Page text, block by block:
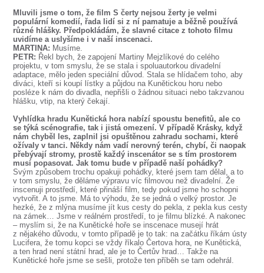
Mluvili jsme o tom, že film S čerty nejsou žerty je velmi
populární komedií, řada lidí si z ní pamatuje a běžně používá
různé hlášky. Předpokládám, že slavné citace z tohoto filmu
uvidíme a uslyšíme i v naší inscenaci.
MARTINA: Musíme.
PETR: Řekl bych, že zapojení Martiny Mejzlíkové do celého
projektu, v tom smyslu, že se stala i spoluautorkou divadelní
adaptace, mělo jeden speciální důvod. Stala se hlídačem toho, aby
diváci, kteří si koupí lístky a půjdou na Kunětickou horu nebo
posléze k nám do divadla, nepřišli o žádnou situaci nebo takzvanou
hlášku, vtip, na který čekají.
Vyhlídka hradu Kunětická hora nabízí spoustu benefitů, ale co
se týká scénografie, tak i jistá omezení. V případě Krásky, když
nám chyběl les, zaplnil jsi opuštěnou zahradu sochami, které
ožívaly v tanci. Někdy nám vadí nerovný terén, chybí, či naopak
přebývají stromy, prostě každý inscenátor se s tím prostorem
musí popasovat. Jak tomu bude v případě naší pohádky?
Svým způsobem trochu opakuji pohádky, které jsem tam dělal, a to
v tom smyslu, že děláme výpravu víc filmovou než divadelní. Že
inscenuji prostředí, které přináší film, tedy pokud jsme ho schopni
vytvořit. A to jsme. Má to výhodu, že se jedná o velký prostor. Je
hezké, že z mlýna musíme jít kus cesty do pekla, z pekla kus cesty
na zámek… Jsme v reálném prostředí, to je filmu blízké. A nakonec
– myslím si, že na Kunětické hoře se inscenace musejí hrát
z nějakého důvodu, v tomto případě je to tak: na začátku říkám ústy
Lucifera, že tomu kopci se vždy říkalo Čertova hora, ne Kunětická,
a ten hrad není státní hrad, ale je to Čertův hrad… Takže na
Kunětické hoře jsme se sešli, protože ten příběh se tam odehrál.